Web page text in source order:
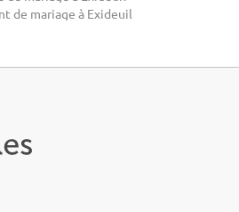
de mariage à Exideuil